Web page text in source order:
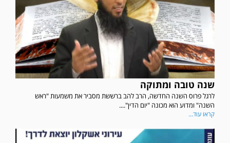
שנה טובה ומתוקה
לרגל פרוס השנה החדשה, הרב להב ברששת מסביר את משמעות "ראש
השנה" ומדוע הוא מכונה "יום הדין"....
קראו עוד...